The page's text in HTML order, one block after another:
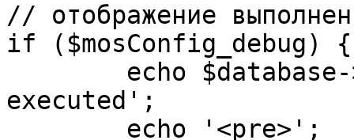
// отображение
if ($mosConfig_debug) {
executed';